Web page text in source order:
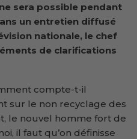
sera possible pendant
un entretien diffusé
nationale, le chef
de clarifications
compte-t-il
sur le non recyclage des
le nouvel homme fort de
il faut qu’on définisse